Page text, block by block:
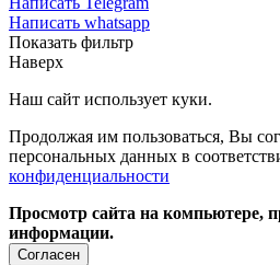
Написать whatsapp
Показать фильтр
Наверх
Наш сайт использует куки.
Продолжая им пользоваться, Вы
персональных данных в
конфиденциальности
Просмотр сайта на компьютере,
информации.
Согласен